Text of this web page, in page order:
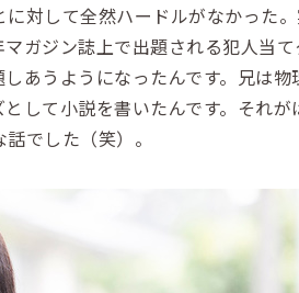
対して全然ハードルがなかった。
ガジン誌上で出題される犯人当
あうようになったんです。兄は
して小説を書いたんです。それ
でした（笑）。